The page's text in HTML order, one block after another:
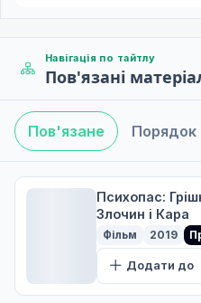
Навігація по тайтлу
Пов'язані
Пов'язане Порядок
Психопас:
Злочин і Кара
Фільм 2019
Додати до